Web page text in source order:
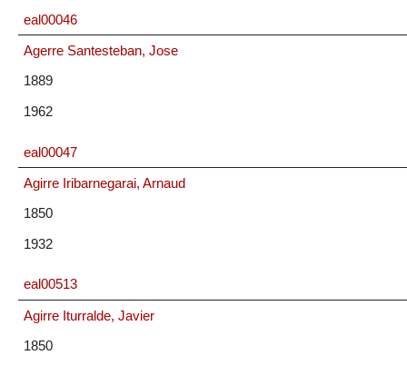
eal00046
Agerre Santesteban, Jose
1889
1962
eal00047
Agirre Iribarnegarai, Arnaud
1850
1932
eal00513
Agirre Iturralde, Javier
1850